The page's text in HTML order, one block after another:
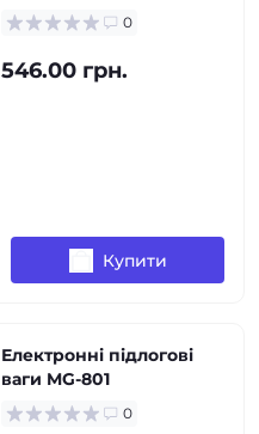
0
546.00 грн.
Купити
Електронні підлогові
ваги MG-801
0